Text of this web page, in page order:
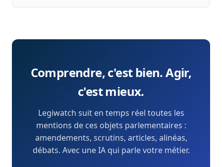
Comprendre, c'est bien. Agir,
c'est mieux.
Legiwatch suit en temps réel toutes les
mentions de ces objets parlementaires :
amendements, scrutins, articles, alinéas,
débats. Avec une IA qui parle votre métier.